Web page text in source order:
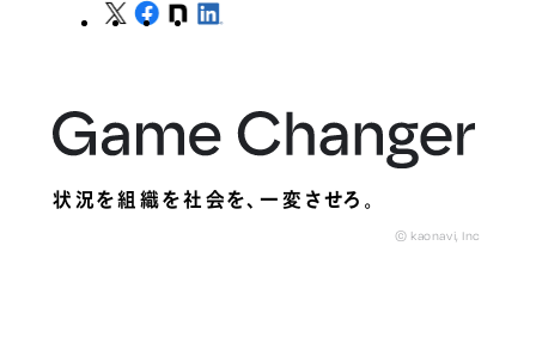
状況を組織を社会を、一変させろ。
© kaonavi, Inc